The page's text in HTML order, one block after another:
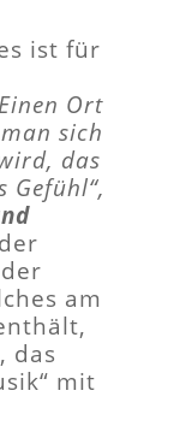
ist für
Ort
sich
das
Gefühl“,
am
das
mit